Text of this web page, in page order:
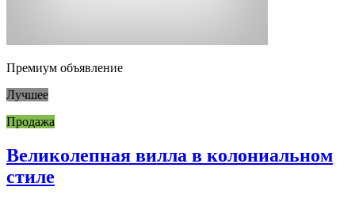
Премиум объявление
Лучшее
Продажа
Великолепная вилла в колониальном
стиле